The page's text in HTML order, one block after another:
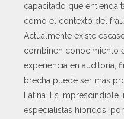
capacitado que entienda
como el contexto del
Actualmente existe
combinen conocimiento
experiencia en auditoría,
brecha puede ser más
Latina. Es
especialistas híbridos: